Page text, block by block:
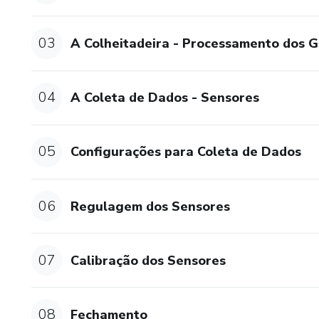
03 A Colheitadeira - Processamento dos
04 A Coleta de Dados - Sensores
05 Configurações para Coleta de Dados
06 Regulagem dos Sensores
07 Calibração dos Sensores
08 Fechamento